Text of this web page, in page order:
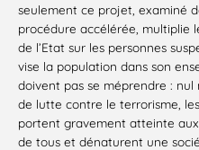
seulement ce projet, examiné
procédure accélérée, multiplie
de l’Etat sur les personnes
vise la population dans son
doivent pas se méprendre : nul
de lutte contre le terrorisme,
portent gravement atteinte
de tous et dénaturent une